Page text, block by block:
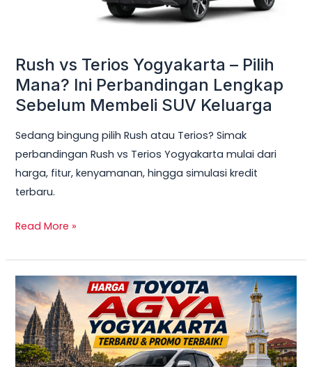
Rush vs Terios Yogyakarta – Pilih
Mana? Ini Perbandingan Lengkap
Sebelum Membeli SUV Keluarga
Sedang bingung pilih Rush atau Terios? Simak
perbandingan Rush vs Terios Yogyakarta mulai dari
harga, fitur, kenyamanan, hingga simulasi kredit
terbaru.
Membeli
SUV
Keluarga
Read More »
TERBARU!
Harga
Agya
Yogyakarta
–